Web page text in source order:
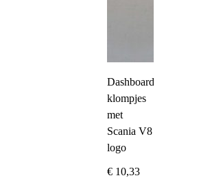
Dashboard
klompjes
met
Scania V8
logo
€ 10,33